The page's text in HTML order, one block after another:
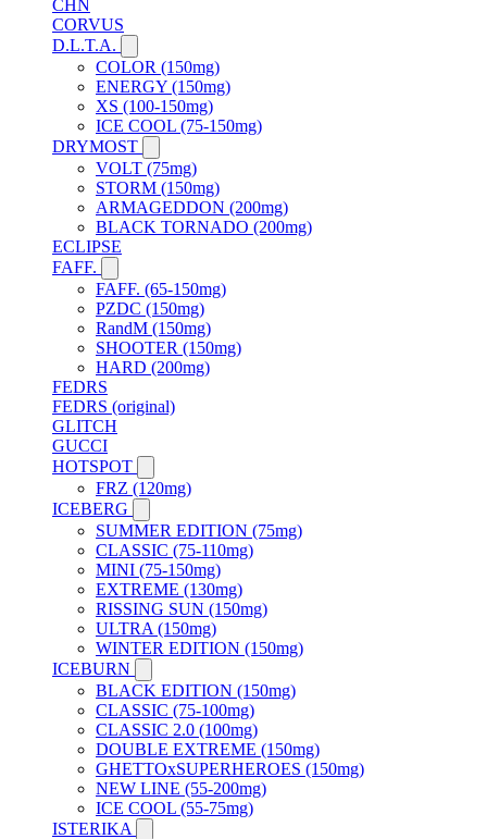
CHN
CORVUS
D.L.T.A.
COLOR (150mg)
ENERGY (150mg)
XS (100-150mg)
ICE COOL (75-150mg)
DRYMOST
VOLT (75mg)
STORM (150mg)
ARMAGEDDON (200mg)
BLACK TORNADO (200mg)
ECLIPSE
FAFF.
FAFF. (65-150mg)
PZDC (150mg)
RandM (150mg)
SHOOTER (150mg)
HARD (200mg)
FEDRS
FEDRS (original)
GLITCH
GUCCI
HOTSPOT
FRZ (120mg)
ICEBERG
SUMMER EDITION (75mg)
CLASSIC (75-110mg)
MINI (75-150mg)
EXTREME (130mg)
RISSING SUN (150mg)
ULTRA (150mg)
WINTER EDITION (150mg)
ICEBURN
BLACK EDITION (150mg)
CLASSIC (75-100mg)
CLASSIC 2.0 (100mg)
DOUBLE EXTREME (150mg)
GHETTOxSUPERHEROES (150mg)
NEW LINE (55-200mg)
ICE COOL (55-75mg)
ISTERIKA